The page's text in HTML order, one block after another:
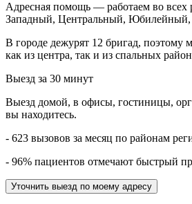
Адресная помощь — работаем во всех
Западный, Центральный, Юбилейный,
В городе дежурят 12 бригад, поэтому
как из центра, так и из спальных
Выезд за 30 минут
Выезд домой, в офисы, гостиницы,
вы находитесь.
- 623 вызовов за месяц по районам
- 96% пациентов отмечают быстрый
Уточнить выезд по моему адресу